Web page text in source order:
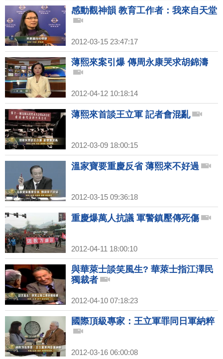
感動觀神韻 教育工作者：我來自天堂
2012-03-15 23:47:17
薄熙來案引爆 傳周永康哭求胡錦濤
2012-04-12 10:18:14
薄熙來首談王立軍 記者會混亂
2012-03-09 18:00:15
溫家寶要重慶反省 薄熙來不好過
2012-03-15 09:36:18
重慶爆萬人抗議 軍警鎮壓傳死傷
2012-04-11 18:00:10
與華萊士談笑風生? 華萊士指江澤民
獨裁者
2012-04-10 07:18:23
國際頂級專家：王立軍罪同日軍納粹
2012-03-16 06:00:08